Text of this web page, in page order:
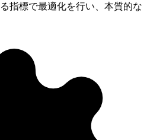
指標で最適化を行い、本質的な